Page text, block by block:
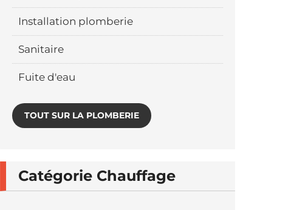
Installation plomberie
Sanitaire
Fuite d'eau
TOUT SUR LA PLOMBERIE
Catégorie Chauffage